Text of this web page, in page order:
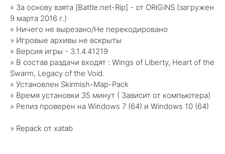
» За основу взята [Battle.net-Rip] - от ORiGiNS (загружен
9 марта 2016 г.)
» Ничего не вырезано/Не перекодировано
» Игровые архивы не вскрыты
» Версия игры - 3.1.4.41219
» В состав раздачи входят : Wings of Liberty, Heart of the
Swarm, Legacy of the Void.
» Установлен Skirmish-Map-Pack
» Время установки 35 минут ( Зависит от компьютера)
» Релиз проверен на Windows 7 (64) и Windows 10 (64)
» Repack от xatab